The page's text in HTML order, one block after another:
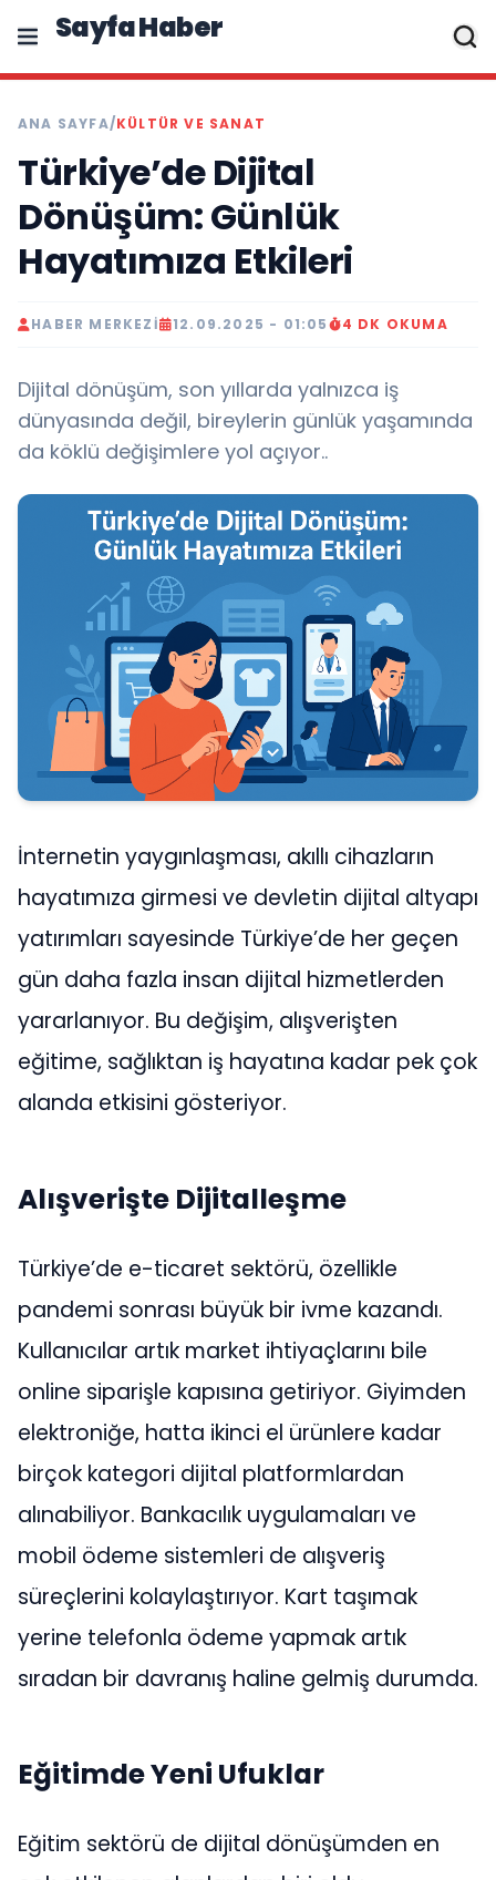
Sayfa Haber
ANA SAYFA/KÜLTÜR VE SANAT
Türkiye’de Dijital
Dönüşüm: Günlük
Hayatımıza Etkileri
HABER MERKEZI 12.09.2025 - 01:05 4 DK OKUMA
Dijital dönüşüm, son yıllarda yalnızca iş
dünyasında değil, bireylerin günlük yaşamında
da köklü değişimlere yol açıyor..
İnternetin yaygınlaşması, akıllı cihazların
hayatımıza girmesi ve devletin dijital altyapı
yatırımları sayesinde Türkiye’de her geçen
gün daha fazla insan dijital hizmetlerden
yararlanıyor. Bu değişim, alışverişten
eğitime, sağlıktan iş hayatına kadar pek çok
alanda etkisini gösteriyor.
Alışverişte Dijitalleşme
Türkiye’de e-ticaret sektörü, özellikle
pandemi sonrası büyük bir ivme kazandı.
Kullanıcılar artık market ihtiyaçlarını bile
online siparişle kapısına getiriyor. Giyimden
elektroniğe, hatta ikinci el ürünlere kadar
birçok kategori dijital platformlardan
alınabiliyor. Bankacılık uygulamaları ve
mobil ödeme sistemleri de alışveriş
süreçlerini kolaylaştırıyor. Kart taşımak
yerine telefonla ödeme yapmak artık
sıradan bir davranış haline gelmiş durumda.
Eğitimde Yeni Ufuklar
Eğitim sektörü de dijital dönüşümden en